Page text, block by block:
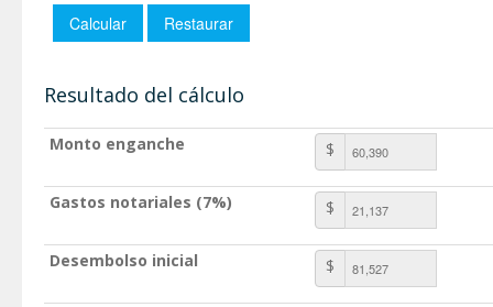
Resultado del cálculo
Monto enganche $
Gastos notariales (7%) $
Desembolso inicial $